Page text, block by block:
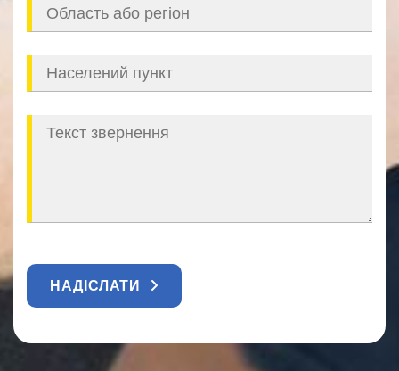
НАДІСЛАТИ